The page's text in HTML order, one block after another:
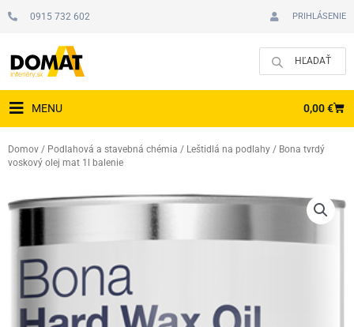
0915 732 602 PRIHLÁSENIE
MENU 0,00€
Domov / Podlahová a stavebná chémia / Leštidlá na podlahy / Bona tvrdý
voskový olej mat 1l balenie